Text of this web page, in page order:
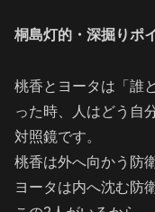
桐島灯的・深掘りポ
桃香とヨータは「誰
った時、人はどう自
対照鏡です。
桃香は外へ向かう防衛
ヨータは内へ沈む防衛